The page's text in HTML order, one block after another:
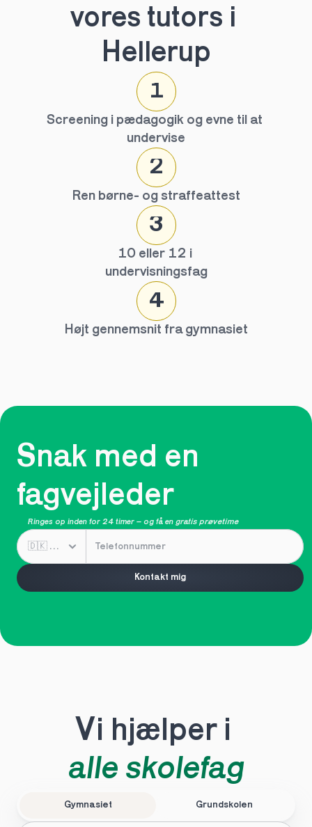
vores tutors i
Hellerup
1
Screening i pædagogik og evne til at
undervise
2
Ren børne- og straffeattest
3
10 eller 12 i
undervisningsfag
4
Højt gennemsnit fra gymnasiet
Snak med en
fagvejleder
Ringes op inden for 24 timer – og få en gratis prøvetime
Kontakt mig
Vi hjælper i
alle skolefag
Gymnasiet Grundskolen